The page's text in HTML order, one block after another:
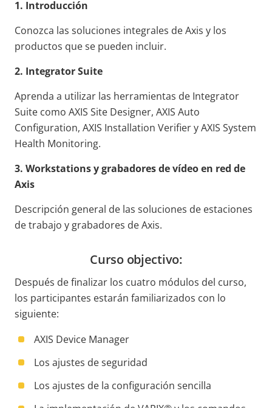
1. Introducción
Conozca las soluciones integrales de Axis y los
productos que se pueden incluir.
2. Integrator Suite
Aprenda a utilizar las herramientas de Integrator
Suite como AXIS Site Designer, AXIS Auto
Configuration, AXIS Installation Verifier y AXIS System
Health Monitoring.
3. Workstations y grabadores de vídeo en red de
Axis
Descripción general de las soluciones de estaciones
de trabajo y grabadores de Axis.
Curso objectivo:
Después de finalizar los cuatro módulos del curso,
los participantes estarán familiarizados con lo
siguiente:
AXIS Device Manager
Los ajustes de seguridad
Los ajustes de la configuración sencilla